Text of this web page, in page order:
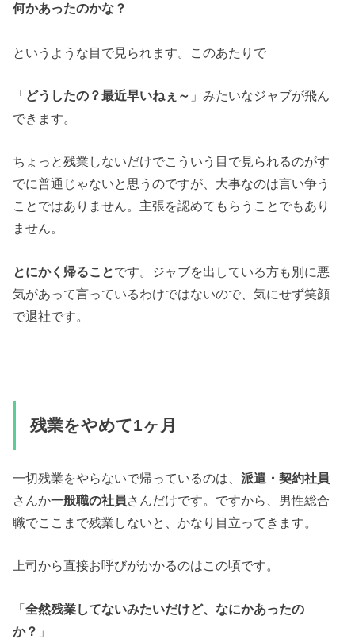
何かあったのかな？
というような目で見られます。このあたりで
「どうしたの？最近早いねぇ～ 」みたいなジャブが飛ん
できます。
ちょっと残業しないだけでこういう目で見られるのがす
でに普通じゃないと思うのですが、大事なのは言い争う
ことではありません。主張を認めてもらうことでもあり
ません。
とにかく帰ることです。ジャブを出している方も別に悪
気があって言っているわけではないので、気にせず笑顔
で退社です。
残業をやめて1ヶ月
一切残業をやらないで帰っているのは、派遣・契約社員
さんか一般職の社員さんだけです。ですから、男性総合
職でここまで残業しないと、かなり目立ってきます。
上司から直接お呼びがかかるのはこの頃です。
「全然残業してないみたいだけど、なにかあったの
か？ 」